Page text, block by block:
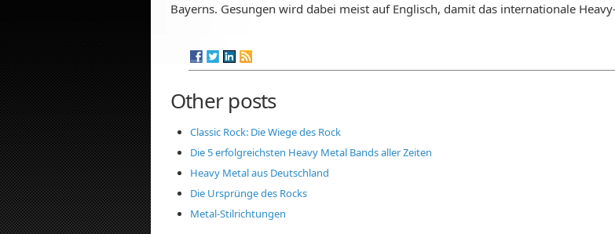
Bayerns. Gesungen wird dabei meist auf Englisch, damit das internationale
Other posts
Classic Rock: Die Wiege des Rock
Die 5 erfolgreichsten Heavy Metal Bands aller Zeiten
Heavy Metal aus Deutschland
Die Ursprünge des Rocks
Metal-Stilrichtungen